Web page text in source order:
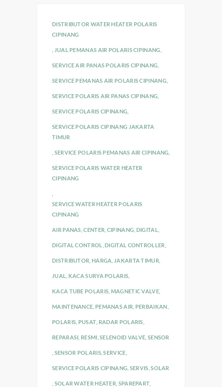
DISTRIBUTOR WATER HEATER POLARIS
CIPINANG
JUAL PEMANAS AIR POLARIS CIPINANG
SERVICE AIR PANAS POLARIS CIPINANG
SERVICE PEMANAS AIR POLARIS CIPINANG,
SERVICE POLARIS AIR PANAS CIPINANG
SERVICE POLARIS CIPINANG
SERVICE POLARIS CIPINANG JAKARTA
TIMUR
SERVICE POLARIS PEMANAS AIR CIPINANG
SERVICE POLARIS WATER HEATER
CIPINANG
SERVICE WATER HEATER POLARIS
CIPINANG
AIR PANAS ,CENTER CIPINANG DIGITAL
DIGITAL CONTROL ,DIGITAL CONTROLLER
DISTRIBUTOR HARGA JAKARTA TIMUR,
JUAL KACA SURYA POLARIS
KACA TUBE POLARIS MAGNETIC VALVE,
MAINTENANCE PEMANAS AIR PERBAIKAN
POLARIS PUSAT RADAR POLARIS
REPARASI RESMI ,SELENOID VALVE SENSOR
SENSOR POLARIS,SERVICE
SERVICE POLARIS CIPINANG SERVIS ,SOLAR
SOLAR WATER HEATER SPAREPART